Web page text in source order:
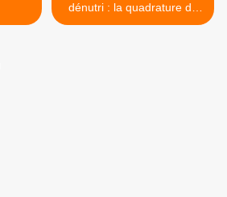
dénutri : la quadrature du
cercle >